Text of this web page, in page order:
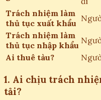
Trách nhiệm làm
thủ tục xuất khẩu
Trách nhiệm làm
thủ tục nhập khẩu
Ai thuê tàu?
1. Ai chịu trách
tải?